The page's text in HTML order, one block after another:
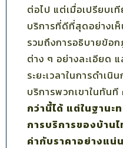
ต่อไป แต่เมื่อเปรียบเ
บริการที่ดีที่สุดอย่างเ
รวมถึงการอธิบายข้อก
ต่าง ๆ อย่างละเอียด
ระยะเวลาในการดำเนิ
บริการพวกเขาในทันที
กว่านี้ได้ แต่ในฐานะ
การบริการของบ้าน
ค่ากับราคาอย่างแน่